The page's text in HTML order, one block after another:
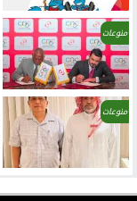
منوعات
منوعات